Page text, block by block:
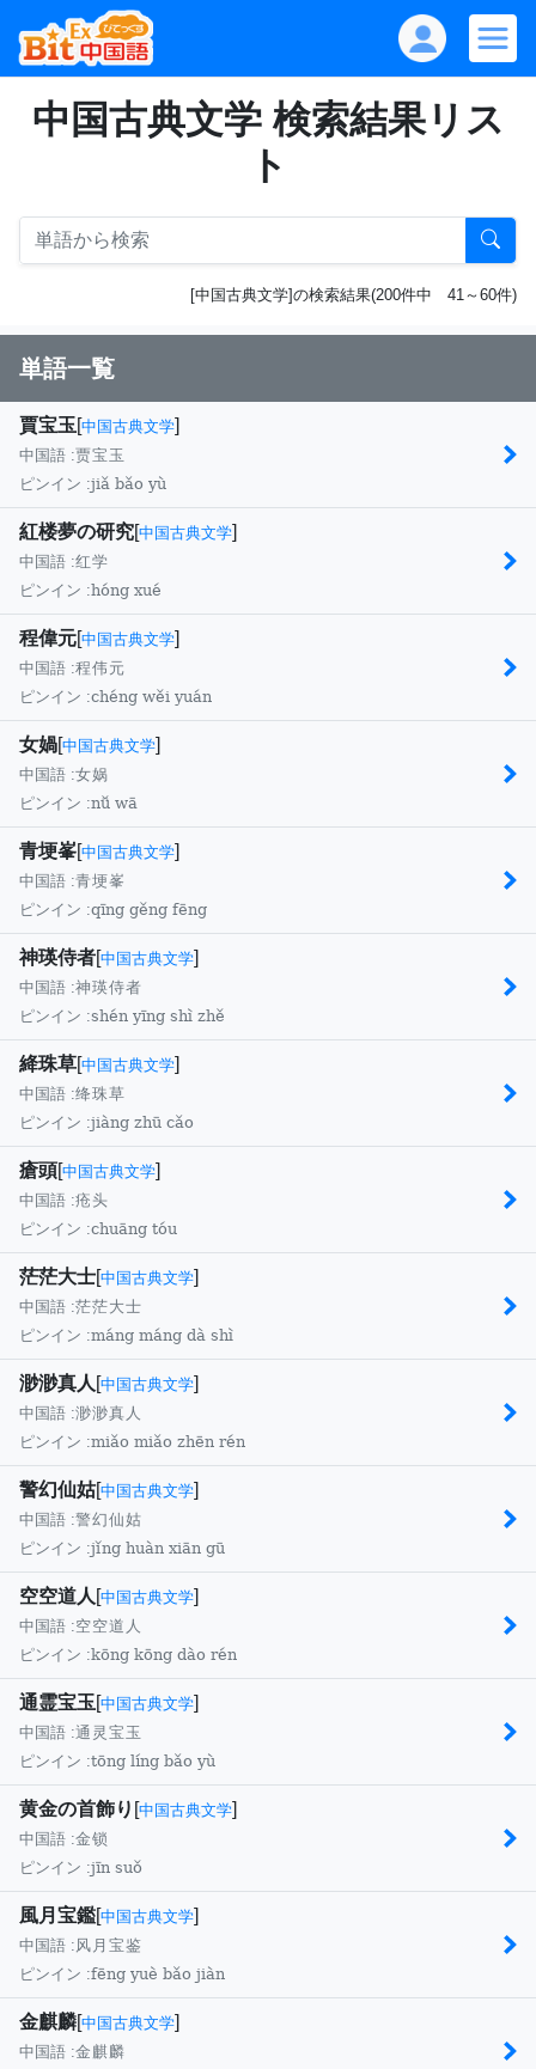
中国古典文学 検索結果リス
ト
[中国古典文学]の検索結果(200件中 41～60件)
単語一覧
賈宝玉[中国古典文学]
中国語 :贾宝玉
ピンイン :jiǎ bǎo yù
紅楼夢の研究[中国古典文学]
中国語 :红学
ピンイン :hóng xué
程偉元[中国古典文学]
中国語 :程伟元
ピンイン :chéng wěi yuán
女媧[中国古典文学]
中国語 :女娲
ピンイン :nǚ wā
青埂峯[中国古典文学]
中国語 :青埂峯
ピンイン :qīng gěng fēng
神瑛侍者[中国古典文学]
中国語 :神瑛侍者
ピンイン :shén yīng shì zhě
絳珠草[中国古典文学]
中国語 :绛珠草
ピンイン :jiàng zhū cǎo
瘡頭[中国古典文学]
中国語 :疮头
ピンイン :chuāng tóu
茫茫大士[中国古典文学]
中国語 :茫茫大士
ピンイン :máng máng dà shì
渺渺真人 [中国古典文学]
中国語 :渺渺真人
ピンイン :miǎo miǎo zhēn rén
警幻仙姑[中国古典文学]
中国語 :警幻仙姑
ピンイン :jǐng huàn xiān gū
空空道人 [中国古典文学]
中国語 :空空道人
ピンイン :kōng kōng dào rén
通霊宝玉[中国古典文学]
中国語 :通灵宝玉
ピンイン :tōng líng bǎo yù
黄金の首飾り [中国古典文学]
中国語 :金锁
ピンイン :jīn suǒ
風月宝鑑[中国古典文学]
中国語 :风月宝鉴
ピンイン :fēng yuè bǎo jiàn
金麒麟[中国古典文学]
中国語 :金麒麟